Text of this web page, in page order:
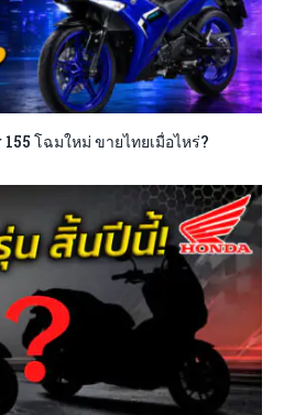
โฉมใหม่ ขายไทยเมื่อไหร่?